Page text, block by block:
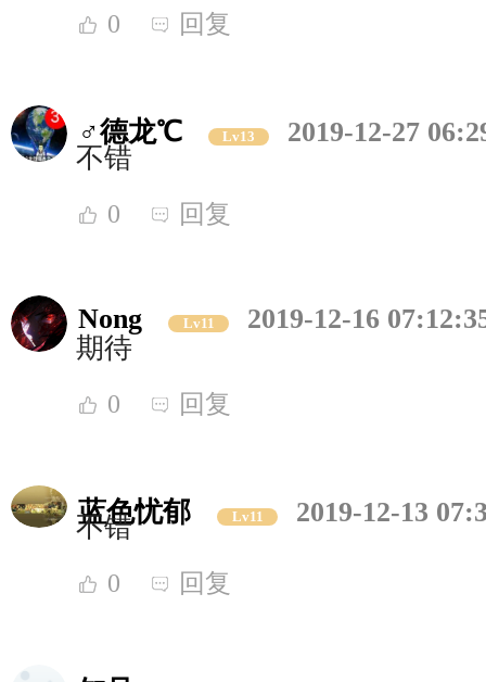
0 回复
♂德龙℃ Lv13
2019-12-27
不错
0 回复
Nong Lv11
2019-12-16
期待
0 回复
蓝色忧郁 Lv11 2019-12-13
不错
0 回复